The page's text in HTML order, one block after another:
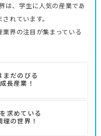
は、学生に人気の産業であ
れています。
界の注目が集まっている
まだのびる
長産業！
求めている
の世界！